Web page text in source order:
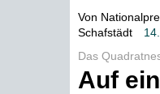
Von
Schafstädt
Das
Auf